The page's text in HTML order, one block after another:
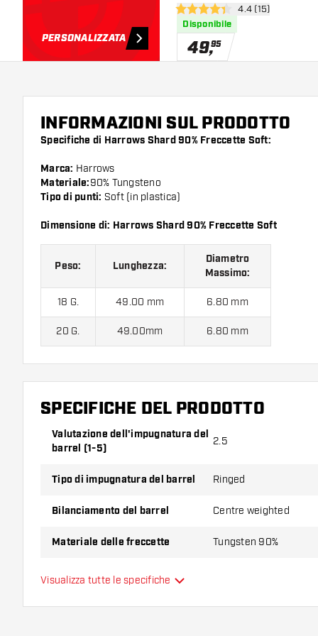
PERSONALIZZATA
apri pannello
4.4 stelle di valutazione
4.4 (15)
Disponibile
49,95
INFORMAZIONI SUL PRODOTTO
Specifiche di Harrows Shard 90% Freccette Soft:
Marca: Harrows
Materiale:90% Tungsteno
Tipo di punti: Soft (in plastica)
Dimensione di: Harrows Shard 90% Freccette Soft
Peso: Lunghezza:
Diametro
Massimo:
18 G. 49.00 mm 6.80 mm
20 G. 49.00mm 6.80 mm
Harrows Shard 90% Freccette Soft contiene:
SPECIFICHE DEL PRODOTTO
Valutazione dell'impugnatura del
barrel (1-5)
2.5
Tipo di impugnatura del barrel Ringed
Bilanciamento del barrel Centre weighted
Materiale delle freccette Tungsten 90%
barrel
Visualizza tutte le specifiche